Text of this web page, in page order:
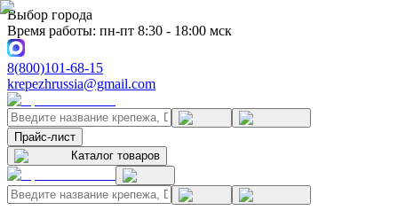
Выбор города
Время работы: пн-пт 8:30 - 18:00 мск
8(800)101-68-15
krepezhrussia@gmail.com
Прайс-лист
Каталог товаров